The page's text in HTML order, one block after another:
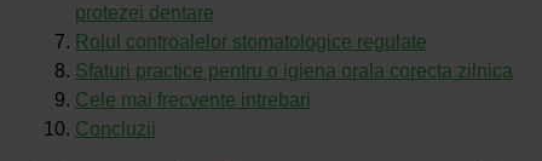
protezei dentare
Rolul controalelor stomatologice regulate
Sfaturi practice pentru o igiena orala corecta zilnica
Cele mai frecvente intrebari
Concluzii